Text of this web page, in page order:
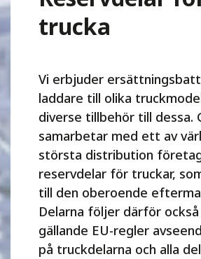
trucka
Vi erbjuder
laddare till olika
diverse tillbehör till dessa.
samarbetar med ett av
största distribution
reservdelar för truckar,
till den oberoende
Delarna följer därför
gällande EU-regler
på truckdelarna och alla